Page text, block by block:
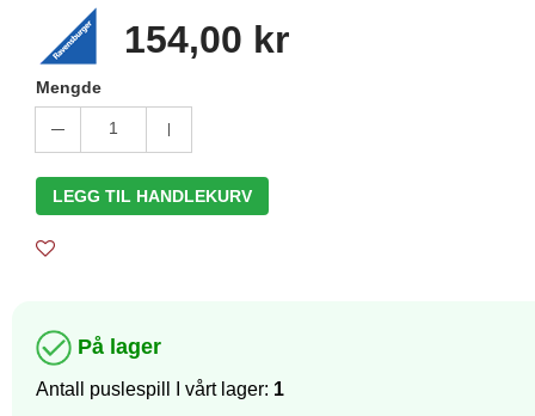
154,00 kr
Mengde
1
LEGG TIL HANDLEKURV
På lager
Antall puslespill I vårt lager: 1